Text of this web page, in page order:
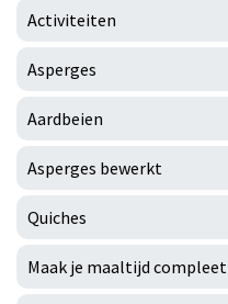
Activiteiten
Asperges
Aardbeien
Asperges bewerkt
Quiches
Maak je maaltijd compleet